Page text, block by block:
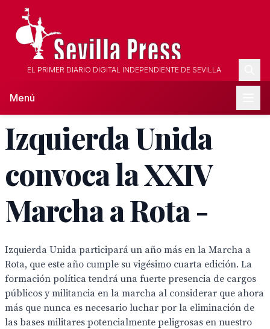
EL PRIMER DIARIO DIGITAL INDEPENDIENTE DE SEVILLA
Menú
Izquierda Unida
convoca la XXIV
Marcha a Rota -
Izquierda Unida participará un año más en la Marcha a
Rota, que este año cumple su vigésimo cuarta edición. La
formación política tendrá una fuerte presencia de cargos
públicos y militancia en la marcha al considerar que ahora
más que nunca es necesario luchar por la eliminación de
las bases militares potencialmente peligrosas en nuestro